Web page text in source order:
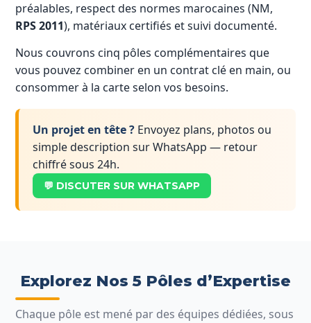
préalables, respect des normes marocaines (NM,
RPS 2011), matériaux certifiés et suivi documenté.
Nous couvrons cinq pôles complémentaires que
vous pouvez combiner en un contrat clé en main, ou
consommer à la carte selon vos besoins.
Un projet en tête ? Envoyez plans, photos ou
simple description sur WhatsApp — retour
chiffré sous 24h.
💬 DISCUTER SUR WHATSAPP
Explorez Nos 5 Pôles d’Expertise
Chaque pôle est mené par des équipes dédiées, sous